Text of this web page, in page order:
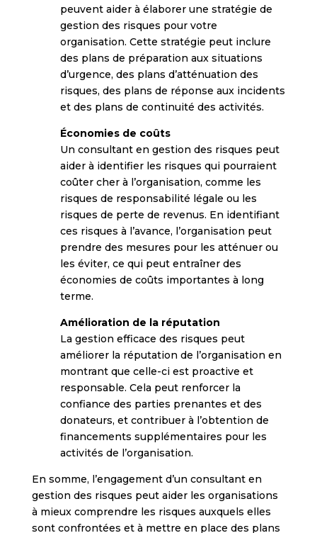
peuvent aider à élaborer une stratégie de
gestion des risques pour votre
organisation. Cette stratégie peut inclure
des plans de préparation aux situations
d’urgence, des plans d’atténuation des
risques, des plans de réponse aux incidents
et des plans de continuité des activités.
Économies de coûts
Un consultant en gestion des risques peut
aider à identifier les risques qui pourraient
coûter cher à l’organisation, comme les
risques de responsabilité légale ou les
risques de perte de revenus. En identifiant
ces risques à l’avance, l’organisation peut
prendre des mesures pour les atténuer ou
les éviter, ce qui peut entraîner des
économies de coûts importantes à long
terme.
Amélioration de la réputation
La gestion efficace des risques peut
améliorer la réputation de l’organisation en
montrant que celle-ci est proactive et
responsable. Cela peut renforcer la
confiance des parties prenantes et des
donateurs, et contribuer à l’obtention de
financements supplémentaires pour les
activités de l’organisation.
En somme, l’engagement d’un consultant en
gestion des risques peut aider les organisations
à mieux comprendre les risques auxquels elles
sont confrontées et à mettre en place des plans